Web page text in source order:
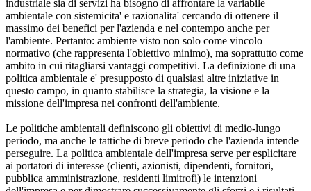
industriale sia di servizi ha bisogno di affrontare la variabile
ambientale con sistemicita' e razionalita' cercando di ottenere il
massimo dei benefici per l'azienda e nel contempo anche per
l'ambiente. Pertanto: ambiente visto non solo come vincolo
normativo (che rappresenta l'obiettivo minimo), ma soprattutto come
ambito in cui ritagliarsi vantaggi competitivi. La definizione di una
politica ambientale e' presupposto di qualsiasi altre iniziative in
questo campo, in quanto stabilisce la strategia, la visione e la
missione dell'impresa nei confronti dell'ambiente.
Le politiche ambientali definiscono gli obiettivi di medio-lungo
periodo, ma anche le tattiche di breve periodo che l'azienda intende
perseguire. La politica ambientale dell'impresa serve per esplicitare
ai portatori di interesse (clienti, azionisti, dipendenti, fornitori,
pubblica amministrazione, residenti limitrofi) le intenzioni